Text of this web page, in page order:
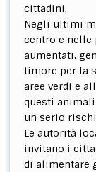
cittadini.
Negli ultimi
centro e
aumentati,
timore per la
aree verdi e
questi
un serio
Le autorità
invitano i
di alimentare